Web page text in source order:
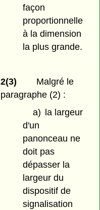
façon
proportionnelle
à la dimension
la plus grande.
2(3)
Malgré le
paragraphe (2) :
a)
la largeur
d'un
panonceau ne
doit pas
dépasser la
largeur du
dispositif de
signalisation